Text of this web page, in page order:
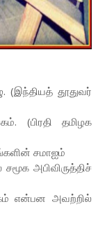
(இந்தியத் தூதுவர்
(பிரதி தமிழக
சமாஐம்
அபிவிருத்திச்
என்பன அவற்றில்